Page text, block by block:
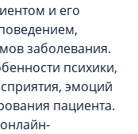
и его
заболевания.
психики,
эмоций
пациента.